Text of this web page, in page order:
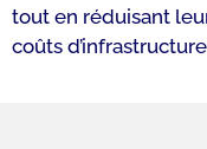
tout en réduisant
coûts